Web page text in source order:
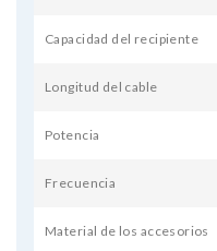
Capacidad del recipiente
Longitud del cable
Potencia
Frecuencia
Material de los accesorios